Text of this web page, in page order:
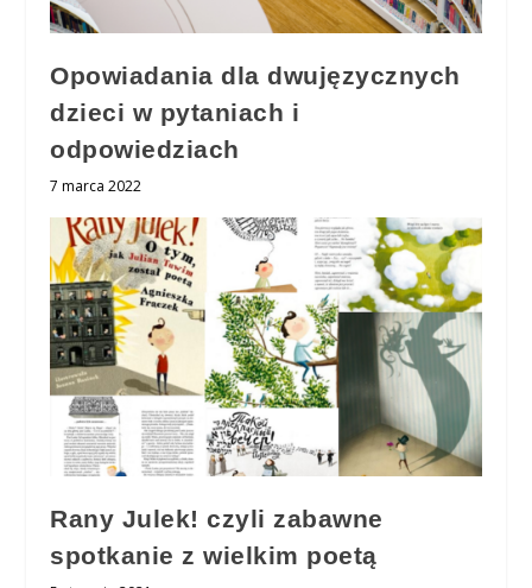
Opowiadania dla dwujęzycznych
dzieci w pytaniach i
odpowiedziach
7 marca 2022
Rany Julek! czyli zabawne
spotkanie z wielkim poetą